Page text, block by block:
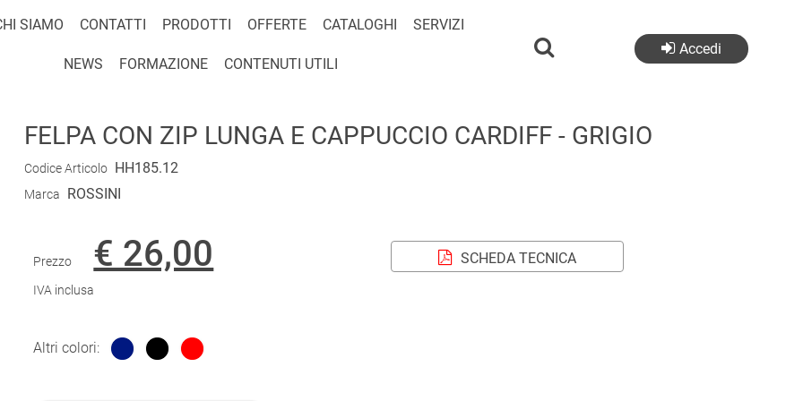
SIAMO CONTATTI PRODOTTI OFFERTE CATALOGHI SERVIZI
NEWS FORMAZIONE CONTENUTI UTILI
Accedi
FELPA CON ZIP LUNGA E CAPPUCCIO CARDIFF - GRIGIO
Codice Articolo HH185.12
Marca ROSSINI
Prezzo € 26,00
IVA inclusa
SCHEDA TECNICA
Altri colori: